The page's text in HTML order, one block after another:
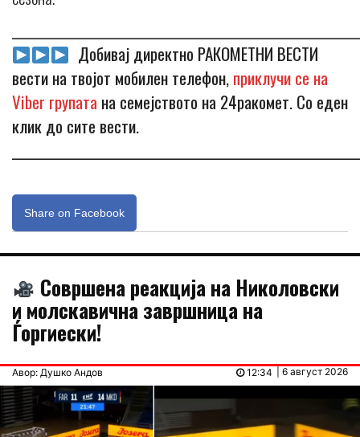
Добивај директно РАКОМЕТНИ ВЕСТИ
вести на твојот мобилен телефон,приклучи се на
Viber групата на семејството на 24ракомет. Со еден
клик до сите вести.
Share on Facebook
Совршена реакција на Николовски
и молскавична завршница на
Ѓоргиески!
Авор: Душко Андов | 6 август 2026
12:34